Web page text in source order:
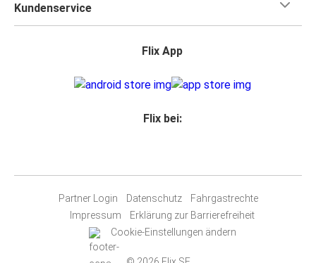
Kundenservice
Flix App
Flix bei:
Partner Login Datenschutz
Fahrgastrechte
Impressum
Erklärung zur Barrierefreiheit
Cookie-Einstellungen ändern